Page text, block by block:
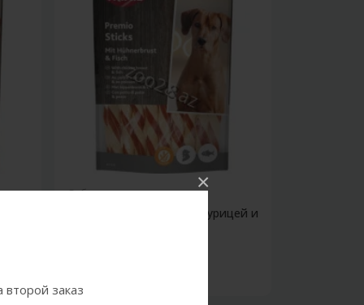
заказ
×
Собаки
Палочки Trixie Premio с курицей и